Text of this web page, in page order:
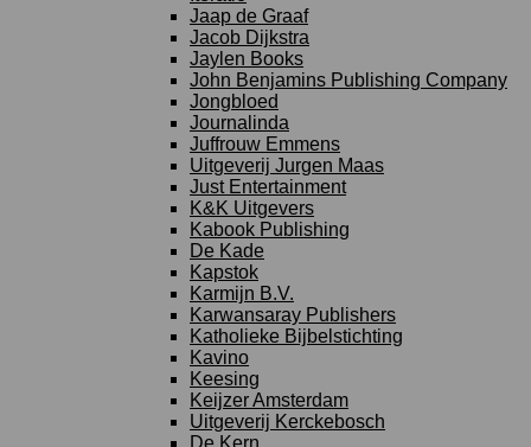
Jaap de Graaf
Jacob Dijkstra
Jaylen Books
John Benjamins Publishing Company
Jongbloed
Journalinda
Juffrouw Emmens
Uitgeverij Jurgen Maas
Just Entertainment
K&K Uitgevers
Kabook Publishing
De Kade
Kapstok
Karmijn B.V.
Karwansaray Publishers
Katholieke Bijbelstichting
Kavino
Keesing
Keijzer Amsterdam
Uitgeverij Kerckebosch
De Kern